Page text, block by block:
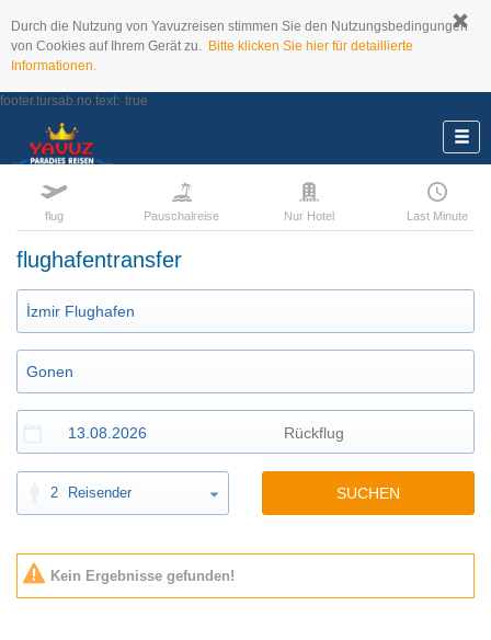
Durch die Nutzung von Yavuzreisen stimmen Sie den Nutzungsbedingungen
von Cookies auf Ihrem Gerät zu. Bitte klicken Sie hier für detaillierte
Informationen.
footer.tursab.no.text: true
flug Pauschalreise Nur Hotel Last Minute
flughafentransfer
2 Reisender SUCHEN
Kein Ergebnisse gefunden!